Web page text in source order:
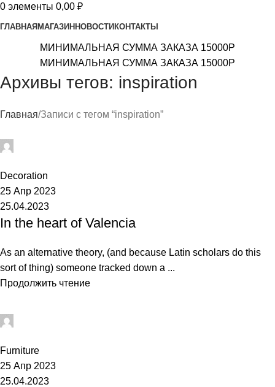
0 элементы 0,00 ₽
ГЛАВНАЯ МАГАЗИН НОВОСТИ КОНТАКТЫ
МИНИМАЛЬНАЯ СУММА ЗАКАЗА 15000Р
МИНИМАЛЬНАЯ СУММА ЗАКАЗА 15000Р
Архивы тегов: inspiration
Главная Записи с тегом “inspiration”
Decoration
25 Апр 2023
25.04.2023
In the heart of Valencia
As an alternative theory, (and because Latin scholars do this
sort of thing) someone tracked down a ...
Продолжить чтение
Furniture
25 Апр 2023
25.04.2023